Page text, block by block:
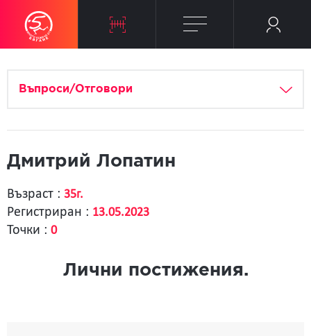
Въпроси/Отговори
Дмитрий Лопатин
Възраст : 35г.
Регистриран : 13.05.2023
Точки : 0
Лични постижения.